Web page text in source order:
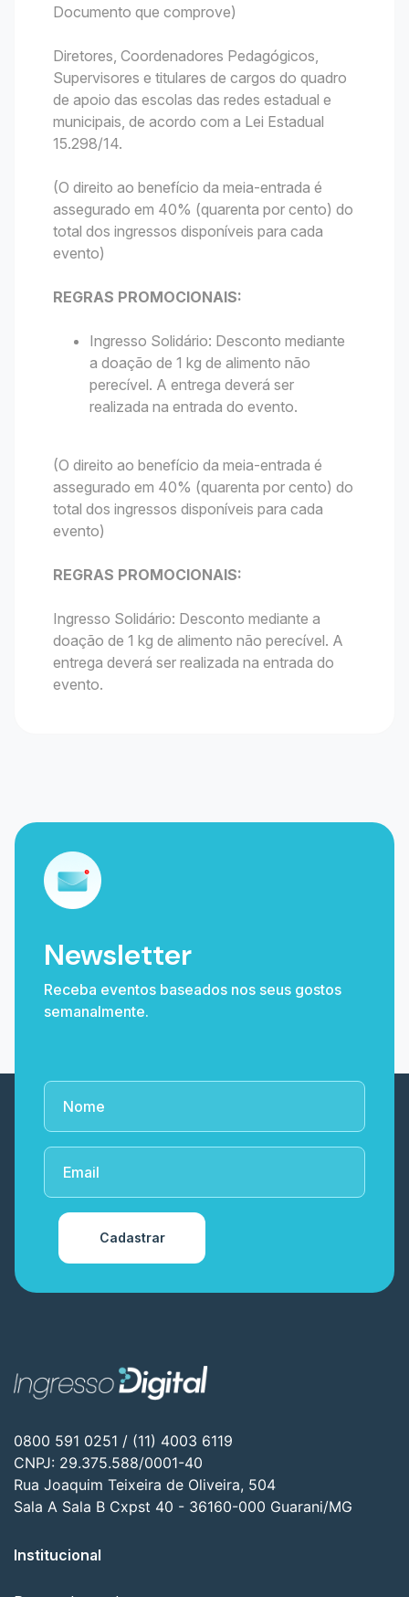
Documento que comprove)
Diretores, Coordenadores Pedagógicos,
Supervisores e titulares de cargos do quadro
de apoio das escolas das redes estadual e
municipais, de acordo com a Lei Estadual
15.298/14.
(O direito ao benefício da meia-entrada é
assegurado em 40% (quarenta por cento) do
total dos ingressos disponíveis para cada
evento)
REGRAS PROMOCIONAIS:
Ingresso Solidário: Desconto mediante
a doação de 1 kg de alimento não
perecível. A entrega deverá ser
realizada na entrada do evento.
(O direito ao benefício da meia-entrada é
assegurado em 40% (quarenta por cento) do
total dos ingressos disponíveis para cada
evento)
REGRAS PROMOCIONAIS:
Ingresso Solidário: Desconto mediante a
doação de 1 kg de alimento não perecível. A
entrega deverá ser realizada na entrada do
evento.
Newsletter
Receba eventos baseados nos seus gostos
semanalmente.
Cadastrar
0800 591 0251 / (11) 4003 6119
CNPJ: 29.375.588/0001-40
Rua Joaquim Teixeira de Oliveira, 504
Sala A Sala B Cxpst 40 - 36160-000 Guarani/MG
Institucional